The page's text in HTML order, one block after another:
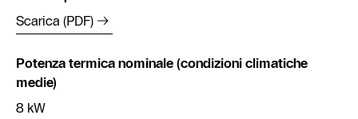
Scarica (PDF)
Potenza termica nominale (condizioni climatiche
medie)
8 kW